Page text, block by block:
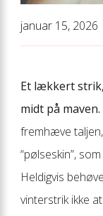
januar 15, 2026
Et lækkert
midt på maven.
fremhæve
“pølseskin”,
Heldigvis
vinterstrik ikke